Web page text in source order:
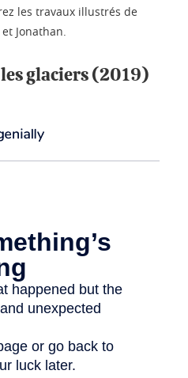
les travaux illustrés de
Jonathan.
les glaciers (2019)